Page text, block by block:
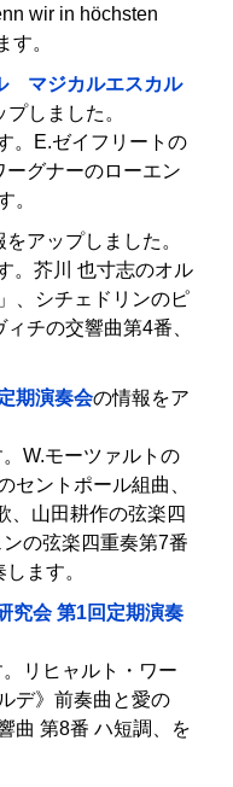
wir in höchsten
す。
マジカルエスカル
しました。
。E.ゼイフリートの
グナーのローエン
。
をアップしました。
。芥川 也寸志のオル
、シチェドリンのピ
チの交響曲第4番、
期演奏会の情報をア
W.モーツァルトの
セントポール組曲、
、山田耕作の弦楽四
の弦楽四重奏第7番
ます。
究会 第1回定期演奏
リヒャルト・ワー
デ》前奏曲と愛の
曲 第8番 ハ短調、を